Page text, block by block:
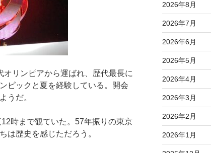
リンピアから運ばれ、歴代最長に
ピックと夏を経験している。開会
うだ。
時まで観ていた。57年振りの東京
は歴史を感じただろう。
2026年8月
2026年7月
2026年6月
2026年5月
2026年4月
2026年3月
2026年2月
2026年1月